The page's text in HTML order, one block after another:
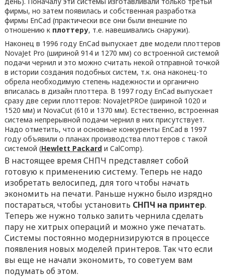
фирмы, но затем появилась и собственная разработка
фирмы EnCad (практически все они были внешние по
отношению к плоттеру, т.е. навешивались снаружи).
Наконец в 1996 году EnCad выпускает две модели плоттеров
NovaJet Pro (шириной 914 и 1270 мм) со встроенной системой
подачи чернил и это можно считать некой отправной точкой
в истории создания подобных систем, т.к. она наконец-то
обрела необходимую степень надежности и органично
вписалась в дизайн плоттера. В 1997 году EnCad выпускает
сразу две серии плоттеров: NovaJetPROe (шириной 1020 и
1520 мм) и NovaCut (610 и 1370 мм). Естественно, встроенная
система непрерывной подачи чернил в них присутствует.
Надо отметить, что и основные конкуренты EnCad в 1997
году объявили о планах производства плоттеров с такой
системой (Hewlett Packardи CalComp).
В настоящее время СНПЧ представляет собой
готовую к применению систему. Теперь не надо
изобретать велосипед, для того чтобы начать
экономить на печати. Раньше нужно было изрядно
постараться, чтобы установить СНПЧ на принтер.
Теперь же нужно только залить чернила сделать
пару не хитрых операций и можно уже печатать.
Системы постоянно модернизируются в процессе
появления новых моделей принтеров. Так что если
вы еще не начали экономить, то советуем вам
подумать об этом.